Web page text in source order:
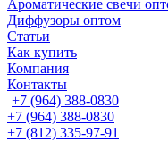
Ароматические свечи
Диффузоры оптом
Статьи
Как купить
Компания
Контакты
+7 (964) 388-0830
+7 (964) 388-0830
+7 (812) 335-97-91